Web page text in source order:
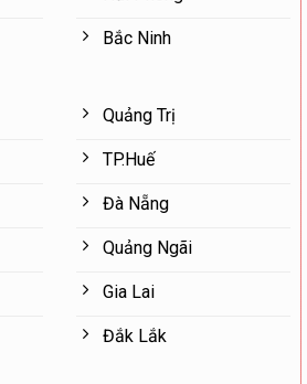
Bắc Ninh
Quảng Trị
TP.Huế
Đà Nẵng
Quảng Ngãi
Gia Lai
Đắk Lắk